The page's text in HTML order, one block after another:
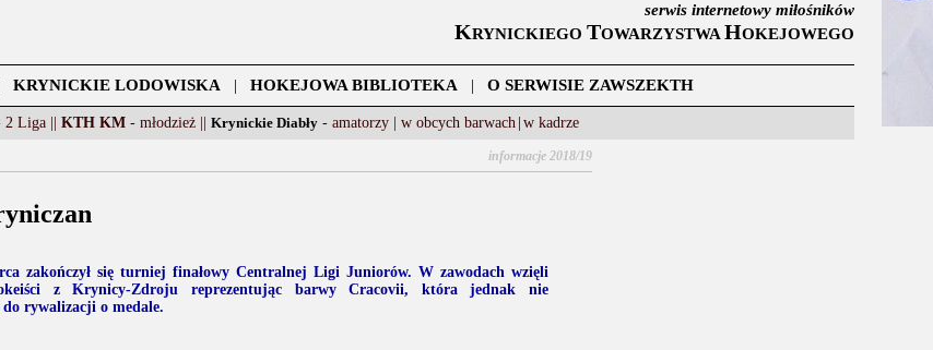
serwis internetowy miłośników
KRYNICKIEGO TOWARZYSTWA HOKEJOWEGO
KRYNICKIE LODOWISKA | HOKEJOWA BIBLIOTEKA | O SERWISIE ZAWSZEKTH
2 Liga || KTH KM - młodzież || Krynickie Diabły - amatorzy | w obcych barwach w kadrze
informacje 2018/19
zakończył się turniej finałowy Centralnej Ligi Juniorów. W zawodach wzięli
z Krynicy-Zdroju reprezentując barwy Cracovii, która jednak nie
rywalizacji o medale.